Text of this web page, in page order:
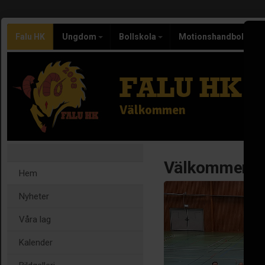
Falu HK Ungdom Bollskola Motionshandboll
FALU HK
Välkommen
Hem
Nyheter
Våra lag
Kalender
Välkommen